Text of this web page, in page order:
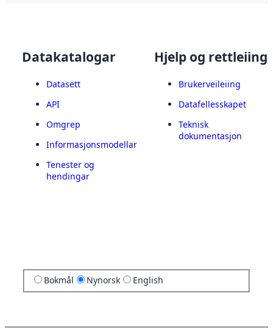
Datakatalogar
Datasett
API
Omgrep
Informasjonsmodellar
Tenester og
hendingar
Hjelp og rettleiing
Brukerveileiing
Datafellesskapet
Teknisk
dokumentasjon
Bokmål Nynorsk English